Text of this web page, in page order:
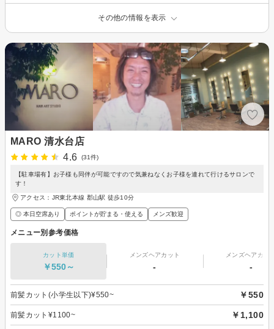
その他の情報を表示
MARO 清水台店
4.6
(31件)
【駐車場有】お子様も同伴が可能ですので気兼ねなくお子様を連れて行けるサロンで
す！
アクセス：JR東北本線 郡山駅 徒歩10分
◎ 本日空席あり ポイントが貯まる・使える メンズ歓迎
メニュー別参考価格
カット単価
￥550～
メンズヘアカット
-
メンズヘアカラ
-
前髪カット(小学生以下)¥550~ ￥550
前髪カット¥1100~ ￥1,100